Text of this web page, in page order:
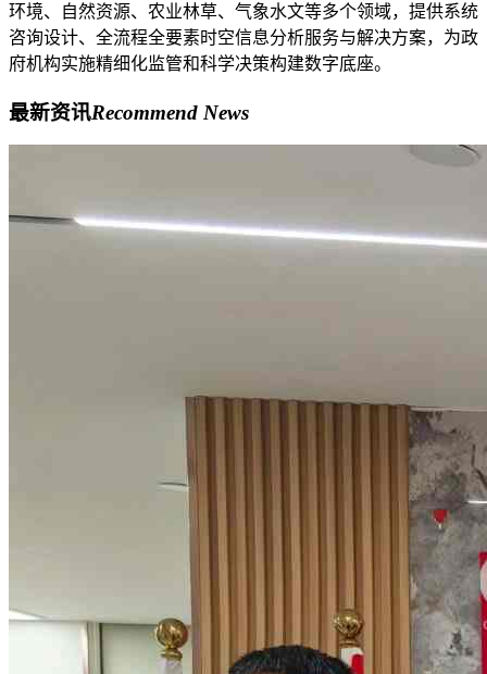
环境、自然资源、农业林草、气象水文等多个领域，提供系统
咨询设计、全流程全要素时空信息分析服务与解决方案，为政
府机构实施精细化监管和科学决策构建数字底座。
最新资讯Recommend News